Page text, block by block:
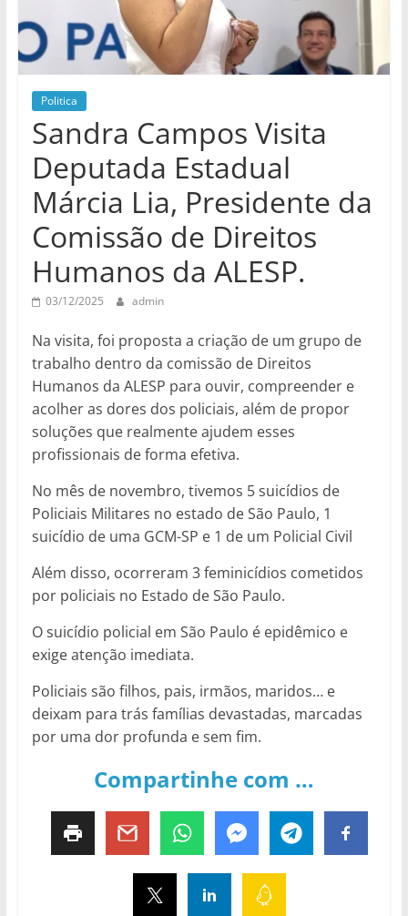
Politica
Sandra Campos Visita
Deputada Estadual
Márcia Lia, Presidente da
Comissão de Direitos
Humanos da ALESP.
03/12/2025 admin
Na visita, foi proposta a criação de um grupo de
trabalho dentro da comissão de Direitos
Humanos da ALESP para ouvir, compreender e
acolher as dores dos policiais, além de propor
soluções que realmente ajudem esses
profissionais de forma efetiva.
No mês de novembro, tivemos 5 suicídios de
Policiais Militares no estado de São Paulo, 1
suicídio de uma GCM-SP e 1 de um Policial Civil
Além disso, ocorreram 3 feminicídios cometidos
por policiais no Estado de São Paulo.
O suicídio policial em São Paulo é epidêmico e
exige atenção imediata.
Policiais são filhos, pais, irmãos, maridos… e
deixam para trás famílias devastadas, marcadas
por uma dor profunda e sem fim.
Compartinhe com …